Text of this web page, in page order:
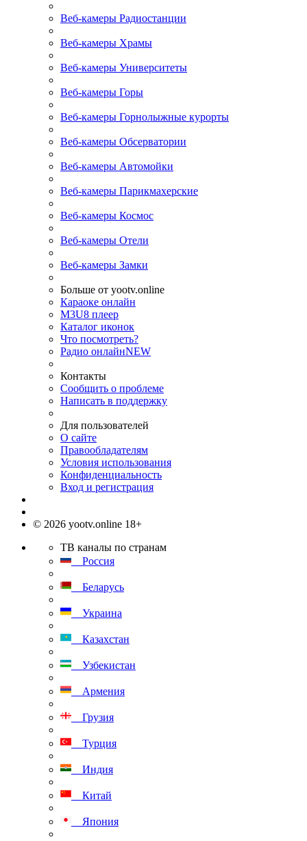
Веб-камеры Радиостанции
Веб-камеры Храмы
Веб-камеры Университеты
Веб-камеры Горы
Веб-камеры Горнолыжные курорты
Веб-камеры Обсерватории
Веб-камеры Автомойки
Веб-камеры Парикмахерские
Веб-камеры Космос
Веб-камеры Отели
Веб-камеры Замки
Больше от yootv.online
Караоке онлайн
M3U8 плеер
Каталог иконок
Что посмотреть?
Радио онлайнNEW
Контакты
Сообщить о проблеме
Написать в поддержку
Для пользователей
О сайте
Правообладателям
Условия использования
Конфиденциальность
Вход и регистрация
© 2026 yootv.online 18+
ТВ каналы по странам
Россия
Беларусь
Украина
Казахстан
Узбекистан
Армения
Грузия
Турция
Индия
Китай
Япония